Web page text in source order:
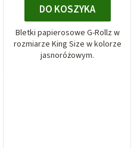
DO KOSZYKA
Bletki papierosowe G-Rollz w
rozmiarze King Size w kolorze
jasnoróżowym.